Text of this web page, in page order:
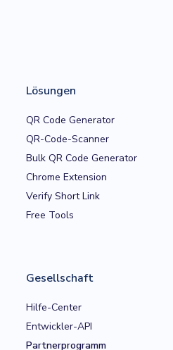
Lösungen
QR Code Generator
QR-Code-Scanner
Bulk QR Code Generator
Chrome Extension
Verify Short Link
Free Tools
Gesellschaft
Hilfe-Center
Entwickler-API
Partnerprogramm